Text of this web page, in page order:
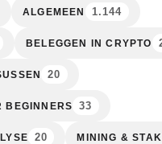
ALGEMEEN 1.144
BELEGGEN IN CRYPTO
20
BEGINNERS 33
20 MINING &